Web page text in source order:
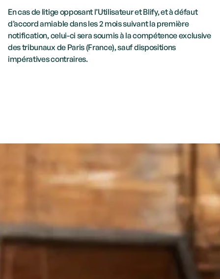
En cas de litige opposant l’Utilisateur et Blify, et à défaut
d’accord amiable dans les 2 mois suivant la première
notification, celui-ci sera soumis à la compétence exclusive
des tribunaux de Paris (France), sauf dispositions
impératives contraires.